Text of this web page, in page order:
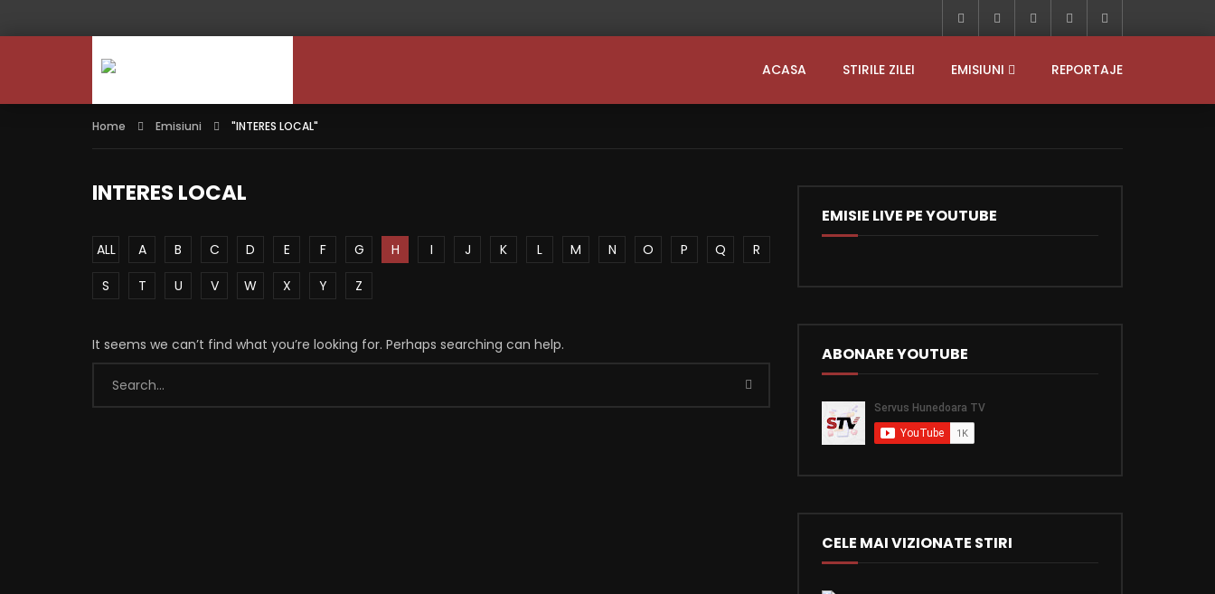
ACASA STIRILE ZILEI EMISIUNI REPORTAJE
Home Emisiuni "INTERES LOCAL"
INTERES LOCAL
ALL A B C D E F G H I J K L M N O P Q
R
S
T U V W X Y Z
It seems we can’t find what you’re looking for. Perhaps searching can help.
EMISIE LIVE PE YOUTUBE
ABONARE YOUTUBE
CELE MAI VIZIONATE STIRI